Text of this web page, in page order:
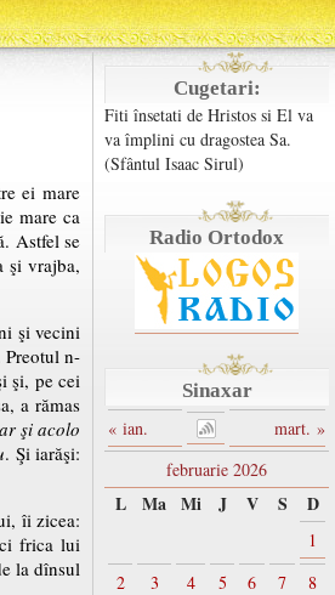
Cugetari:
Fiti însetati de Hristos si El va
va împlini cu dragostea Sa.
(Sfântul Isaac Sirul)
Radio Ortodox
Sinaxar
« ian.
mart. »
februarie 2026
L Ma Mi J V S D
1
2
3 4 5 6 7
8
ei mare
mare ca
Astfel se
şi vrajba,
şi vecini
Preotul n-
şi, pe cei
a rămas
şi acolo
. Şi iarăşi:
îi zicea:
frica lui
la dînsul